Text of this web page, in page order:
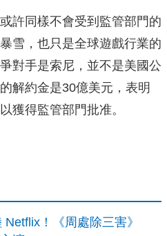
許同樣不會受到監管部門的
雪，也只是全球遊戲行業的
對手是索尼，並不是美國公
解約金是30億美元，表明
獲得監管部門批准。
Netflix！《周處除三害》